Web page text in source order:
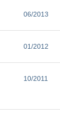
06/2013
01/2012
10/2011